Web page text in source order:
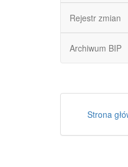
Rejestr zmian
Archiwum BIP
Strona